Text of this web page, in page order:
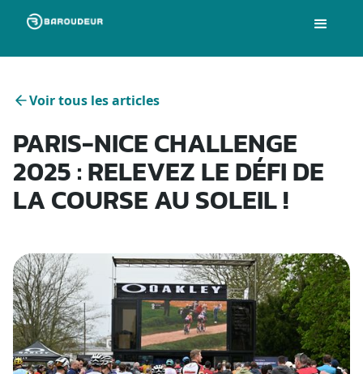
Voir tous les articles
PARIS-NICE CHALLENGE
2025 : RELEVEZ LE DÉFI DE
LA COURSE AU SOLEIL !